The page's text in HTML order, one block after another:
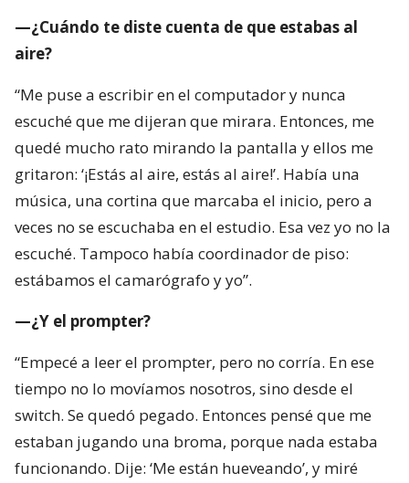
—¿Cuándo te diste cuenta de que estabas al
aire?
“Me puse a escribir en el computador y nunca
escuché que me dijeran que mirara. Entonces, me
quedé mucho rato mirando la pantalla y ellos me
gritaron: ‘¡Estás al aire, estás al aire!’. Había una
música, una cortina que marcaba el inicio, pero a
veces no se escuchaba en el estudio. Esa vez yo no la
escuché. Tampoco había coordinador de piso:
estábamos el camarógrafo y yo”.
—¿Y el prompter?
“Empecé a leer el prompter, pero no corría. En ese
tiempo no lo movíamos nosotros, sino desde el
switch. Se quedó pegado. Entonces pensé que me
estaban jugando una broma, porque nada estaba
funcionando. Dije: ‘Me están hueveando’, y miré